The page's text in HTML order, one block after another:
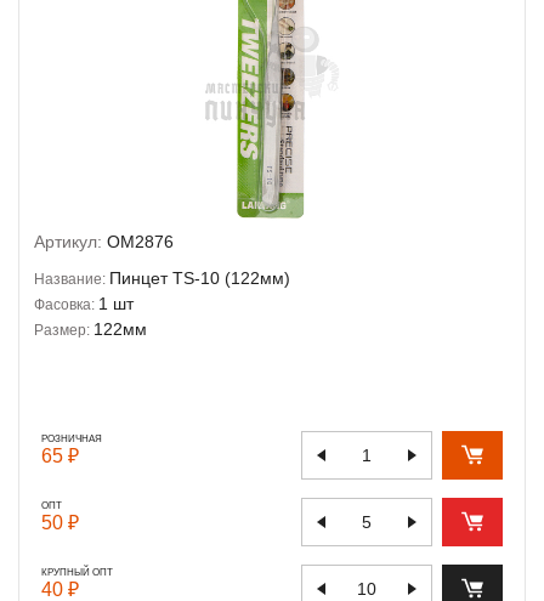
Артикул: OM2876
Название: Пинцет TS-10 (122мм)
Фасовка: 1 шт
Размер: 122мм
РОЗНИЧНАЯ
65 ₽
ОПТ
50 ₽
КРУПНЫЙ ОПТ
40 ₽